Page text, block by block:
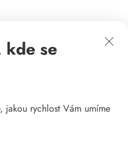
kde se
jakou rychlost Vám umíme